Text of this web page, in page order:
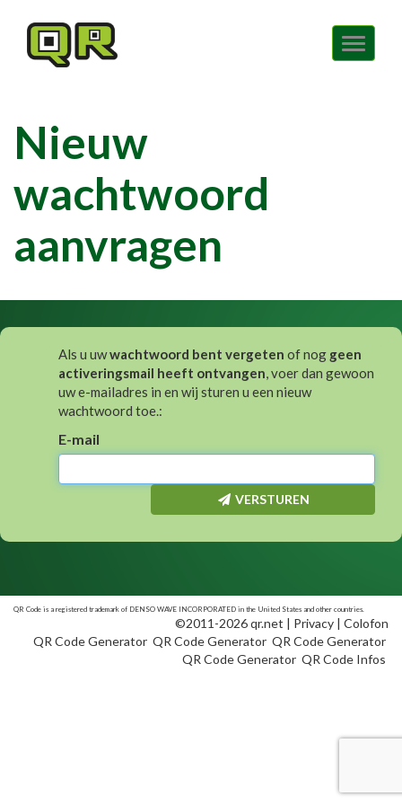
Nieuw
wachtwoord
aanvragen
Als u uwwachtwoord bent vergeten of nog geen
activeringsmail heeft ontvangen, voer dan gewoon
uw e-mailadres in en wij sturen u een nieuw
wachtwoord toe.:
E-mail
VERSTUREN
QR Code is a registered trademark of DENSO WAVE INCORPORATED in the United States and other countries.
©2011-2026 qr.net | Privacy | Colofon
QR Code Generator QR Code Generator QR Code Generator
QR Code Generator QR Code Infos